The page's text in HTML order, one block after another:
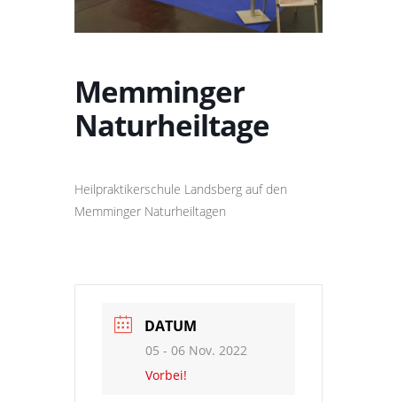
Memminger
Naturheiltage
Heilpraktikerschule Landsberg auf den
Memminger Naturheiltagen
DATUM
05 - 06 Nov. 2022
Vorbei!